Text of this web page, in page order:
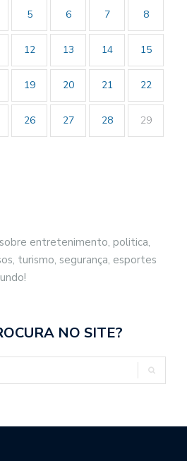
5 6 7 8
12 13 14 15
19 20 21 22
26 27 28 29
entretenimento, politica,
turismo, segurança, esportes
NO SITE?